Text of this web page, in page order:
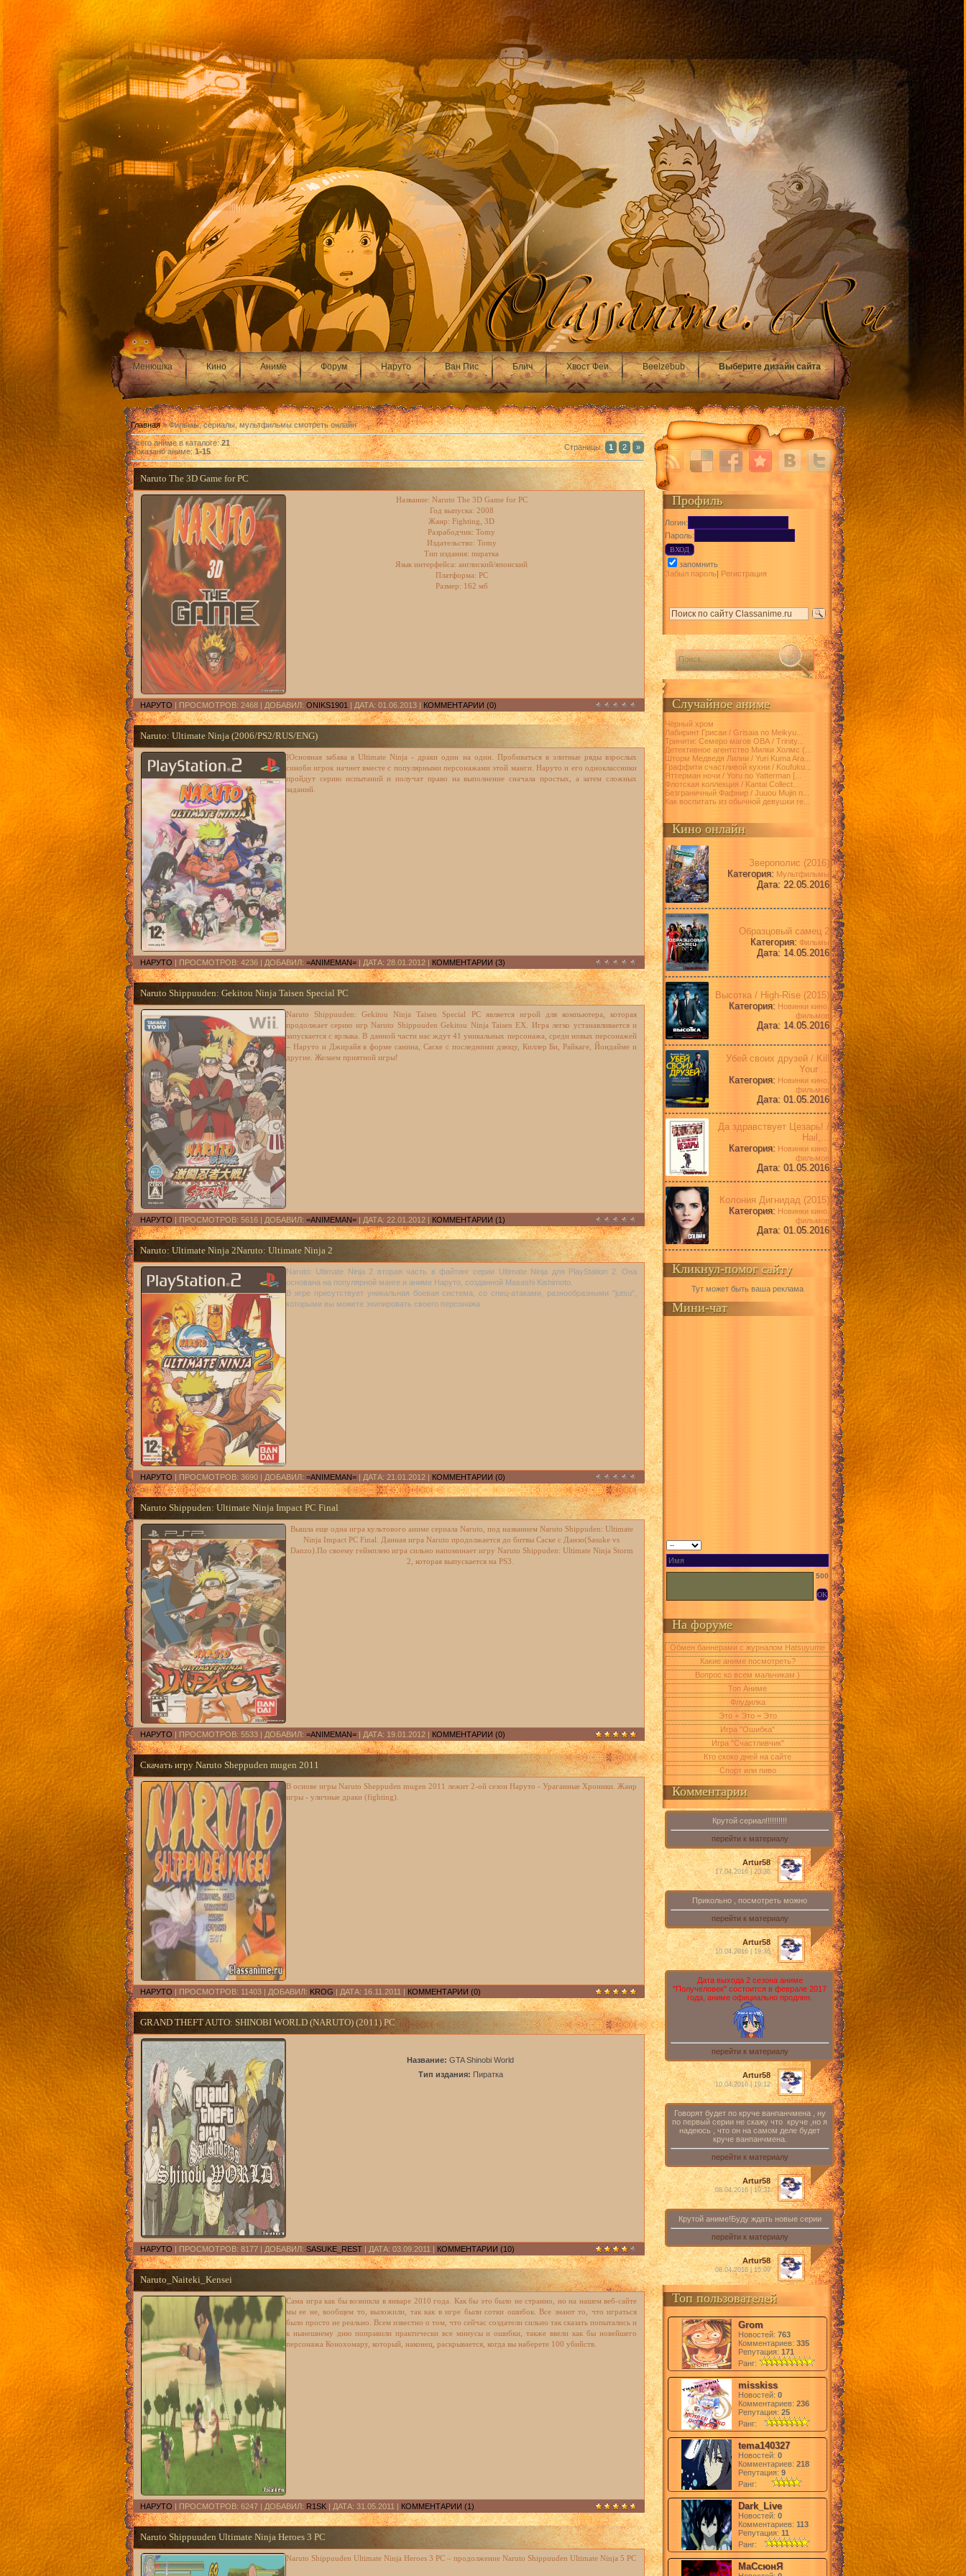
Менюшка Кино Аниме Форум Наруто Ван Пис Блич Хвост Феи Beelzebub Выберите дизайн сайта
Главная» Фильмы, сериалы, мультфильмы смотреть онлайн
Всего аниме в каталоге:21
Показано аниме:1-15 Страницы: 1 2 »
Naruto The 3D Game for PC
Название: Naruto The 3D Game for PC
Год выпуска: 2008
Жанр: Fighting, 3D
Разрабодчик: Tomy
Издательство: Tomy
Тип издания: пиратка
Язык интерфейса: англиский/японский
Платформа: PC
Размер: 162 мб
НАРУТО | ПРОСМОТРОВ: 2468 | ДОБАВИЛ: ONIKS1901 | ДАТА: 01.06.2013 | КОММЕНТАРИИ (0)
Naruto: Ultimate Ninja (2006/PS2/RUS/ENG)
]Основная забава в Ultimate Ninja - драки один на один. Пробиваться в элитные ряды взрослых
синоби игрок начнет вместе с популярными персонажами этой манги. Наруто и его одноклассники
пройдут серию испытаний и получат право на выполнение сначала простых, а затем сложных
заданий.
НАРУТО | ПРОСМОТРОВ: 4236 | ДОБАВИЛ: =ANIMEMAN= | ДАТА: 28.01.2012 | КОММЕНТАРИИ (3)
Naruto Shippuuden: Gekitou Ninja Taisen Special PC
Naruto Shippuuden: Gekitou Ninja Taisen Special PC является игрой для компьютера, которая
продолжает серию игр Naruto Shippuuden Gekitou Ninja Taisen EX. Игра легко устанавливается и
запускается с ярлыка. В данной части нас ждут 41 уникальных персонажа, среди новых персонажей
– Наруто и Джирайя в форме санина, Саске с последними дзюцу, Киллер Би, Райкаге, Йондайме и
другие. Желаем приятной игры!
НАРУТО | ПРОСМОТРОВ: 5616 | ДОБАВИЛ: =ANIMEMAN= | ДАТА: 22.01.2012 | КОММЕНТАРИИ (1)
Naruto: Ultimate Ninja 2Naruto: Ultimate Ninja 2
Naruto: Ultimate Ninja 2 вторая часть в файтинг серии Ultimate Ninja для PlayStation 2. Она
основана на популярной манге и аниме Наруто, созданной Masashi Kishimoto.
В игре присутствует уникальная боевая система, со спец-атаками, разнообразными "jutsu",
которыми вы можете экипировать своего персонажа
НАРУТО | ПРОСМОТРОВ: 3690 | ДОБАВИЛ: =ANIMEMAN= | ДАТА: 21.01.2012 | КОММЕНТАРИИ (0)
Naruto Shippuden: Ultimate Ninja Impact PC Final
Вышла еще одна игра культового аниме сериала Naruto, под названием Naruto Shippuden: Ultimate
Ninja Impact PC Final. Данная игра Naruto продолжается до битвы Саске с Данзо(Sasuke vs
Danzo).По своему геймплею игра сильно напоминает игру Naruto Shippuden: Ultimate Ninja Storm
2, которая выпускается на PS3.
НАРУТО | ПРОСМОТРОВ: 5533 | ДОБАВИЛ: =ANIMEMAN= | ДАТА: 19.01.2012 | КОММЕНТАРИИ (0)
Скачать игру Naruto Sheppuden mugen 2011
В основе игры Naruto Sheppuden mugen 2011 лежит 2-ой сезон Наруто - Ураганные Хроники. Жанр
игры - уличные драки (fighting).
НАРУТО | ПРОСМОТРОВ: 11403 | ДОБАВИЛ: KROG | ДАТА: 16.11.2011 | КОММЕНТАРИИ (0)
GRAND THEFT AUTO: SHINOBI WORLD (NARUTO) (2011) PC
Название: GTA Shinobi World
Тип издания: Пиратка
НАРУТО | ПРОСМОТРОВ: 8177 | ДОБАВИЛ: SASUKE_REST | ДАТА: 03.09.2011 | КОММЕНТАРИИ (10)
Naruto_Naiteki_Kensei
Сама игра как бы возникла в январе 2010 года. Как бы это было не странно, но на нашем веб-сайте
мы ее не, вообщем то, выложили, так как в игре были сотки ошибок. Все знают то, что играться
было просто не реально. Всем известно о том, что сейчас создатели сильно так сказать попытались и
к нынешнему дню поправили практически все минусы и ошибки, также ввели как бы новейшего
персонажа Конохомару, который, наконец, раскрывается, когда вы наберете 100 убийств.
НАРУТО | ПРОСМОТРОВ: 6247 | ДОБАВИЛ: R1SK | ДАТА: 31.05.2011 | КОММЕНТАРИИ (1)
Naruto Shippuuden Ultimate Ninja Heroes 3 PC
Naruto Shippuuden Ultimate Ninja Heroes 3 PC – продолжение Naruto Shippuuden Ultimate Ninja 5 PC
Профиль
Логин:
Пароль:
запомнить
Забыл пароль| Регистрация
Случайное аниме
Чёрный хром
Лабиринт Грисаи / Grisaia no Meikyu...
Тринити: Семеро магов ОВА / Trinity...
Детективное агентство Милки Холмс (...
Шторм Медведя Лилии / Yuri Kuma Ara...
Граффити счастливой кухни / Koufuku...
Яттерман ночи / Yoru no Yatterman [...
Флотская коллекция / Kantai Collect...
Безграничный Фафнир / Juuou Mujin n...
Как воспитать из обычной девушки ге...
Кино онлайн
Зверополис (2016)
Категория: Мультфильмы
Дата: 22.05.2016
Образцовый самец 2
Категория: Фильмы
Дата: 14.05.2016
Высотка / High-Rise (2015)
Категория: Новинки кино,
фильмов
Дата: 14.05.2016
Убей своих друзей / Kill
Your ...
Категория: Новинки кино,
фильмов
Дата: 01.05.2016
Да здравствует Цезарь! /
Hail,...
Категория: Новинки кино,
фильмов
Дата: 01.05.2016
Колония Дигнидад (2015)
Категория: Новинки кино,
фильмов
Дата: 01.05.2016
Кликнул-помог сайту
Тут может быть ваша реклама
Мини-чат
500
На форуме
Обмен баннерами с журналом Hatsuyume
Какие аниме посмотреть?
Вопрос ко всем мальчикам )
Топ Аниме
Флудилка
Это + Это = Это
Игра "Ошибка"
Игра "Счастливчик"
Кто скоко дней на сайте
Спорт или пиво
Комментарии
Крутой сериал!!!!!!!!!!
перейти к материалу
Artur58
17.04.2016 | 20:36
Прикольно , посмотреть можно
перейти к материалу
Artur58
10.04.2016 | 19:36
Дата выхода 2 сезона аниме
"Получеловек" состоится в феврале 2017
года, аниме официально продлен.
перейти к материалу
Artur58
10.04.2016 | 19:12
Говорят будет по круче ванпанчмена , ну
по первый серии не скажу что круче ,но я
надеюсь , что он на самом деле будет
круче ванпанчмена.
перейти к материалу
Artur58
08.04.2016 | 19:31
Крутой аниме!Буду ждать новые серии
перейти к материалу
Artur58
08.04.2016 | 15:09
Топ пользователей
Grom
Новостей: 763
Комментариев: 335
Репутация: 171
Ранг:
misskiss
Новостей: 0
Комментариев: 236
Репутация: 25
Ранг:
tema140327
Новостей: 0
Комментариев: 218
Репутация: 9
Ранг:
Dark_Live
Новостей: 0
Комментариев: 113
Репутация: 11
Ранг:
МаСсюнЯ